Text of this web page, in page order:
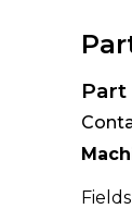
Part